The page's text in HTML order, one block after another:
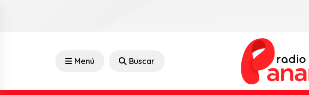
Menú Buscar